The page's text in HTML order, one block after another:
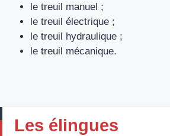
le treuil manuel ;
le treuil électrique ;
le treuil hydraulique ;
le treuil mécanique.
Les élingues